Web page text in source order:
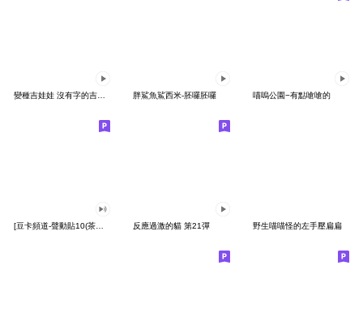
胖鯊魚鯊西米-胚囉胚囉 喵嗚公園−有點嗆嗆的
反應過激的貓 第21彈 野生喵喵怪的左手壓扁扁